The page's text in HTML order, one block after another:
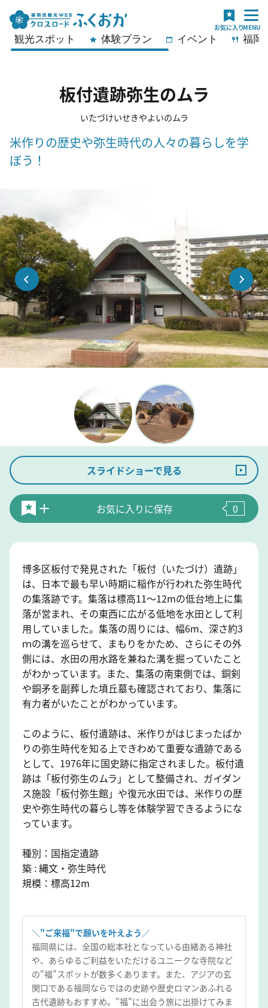
観光スポット 体験プラン イベント 福岡
板付遺跡弥生のムラ
いたづけいせきやよいのムラ
米作りの歴史や弥生時代の人々の暮らしを学
ぼう！
スライドショーで見る
お気に入りに保存 0
博多区板付で発見された「板付（いたづけ）遺跡」
は、日本で最も早い時期に稲作が行われた弥生時代
の集落跡です。集落は標高11～12mの低台地上に集
落が営まれ、その東西に広がる低地を水田として利
用していました。集落の周りには、幅6m、深さ約3
ｍの溝を巡らせて、まもりをかため、さらにその外
側には、水田の用水路を兼ねた溝を掘っていたこと
がわかっています。また、集落の南東側では、銅剣
や銅矛を副葬した墳丘墓も確認されており、集落に
有力者がいたことがわかっています。
このように、板付遺跡は、米作りがはじまったばか
りの弥生時代を知る上できわめて重要な遺跡である
として、1976年に国史跡に指定されました。板付遺
跡は「板付弥生のムラ」として整備され、ガイダン
ス施設「板付弥生館」や復元水田では、米作りの歴
史や弥生時代の暮らし等を体験学習できるようにな
っています。
種別：国指定遺跡
築 : 縄文・弥生時代
規模：標高12m
＼"ご来福"で願いを叶えよう／
福岡県には、全国の総本社となっている由緒ある神社
や、あらゆるご利益をいただけるユニークな寺院など
の"福"スポットが数多くあります。また、アジアの玄
関口である福岡ならではの史跡や歴史ロマンあふれる
古代遺跡もおすすめ。"福"に出会う旅に出掛けてみま